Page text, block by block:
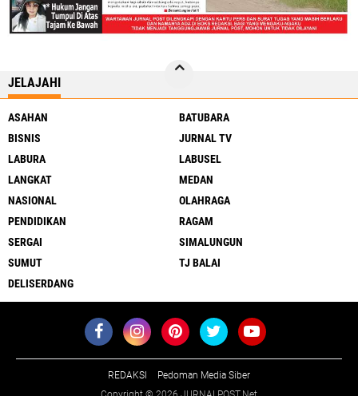
JELAJAHI
ASAHAN
BATUBARA
BISNIS
JURNAL TV
LABURA
LABUSEL
LANGKAT
MEDAN
NASIONAL
OLAHRAGA
PENDIDIKAN
RAGAM
SERGAI
SIMALUNGUN
SUMUT
TJ BALAI
DELISERDANG
REDAKSI
Pedoman Media Siber